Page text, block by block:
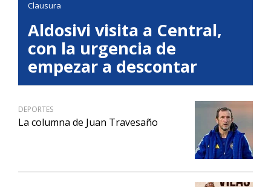
Clausura
Aldosivi visita a Central,
con la urgencia de
empezar a descontar
DEPORTES
La columna de Juan Travesaño